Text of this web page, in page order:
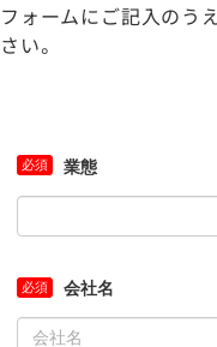
フォームにご記入のう
さい。